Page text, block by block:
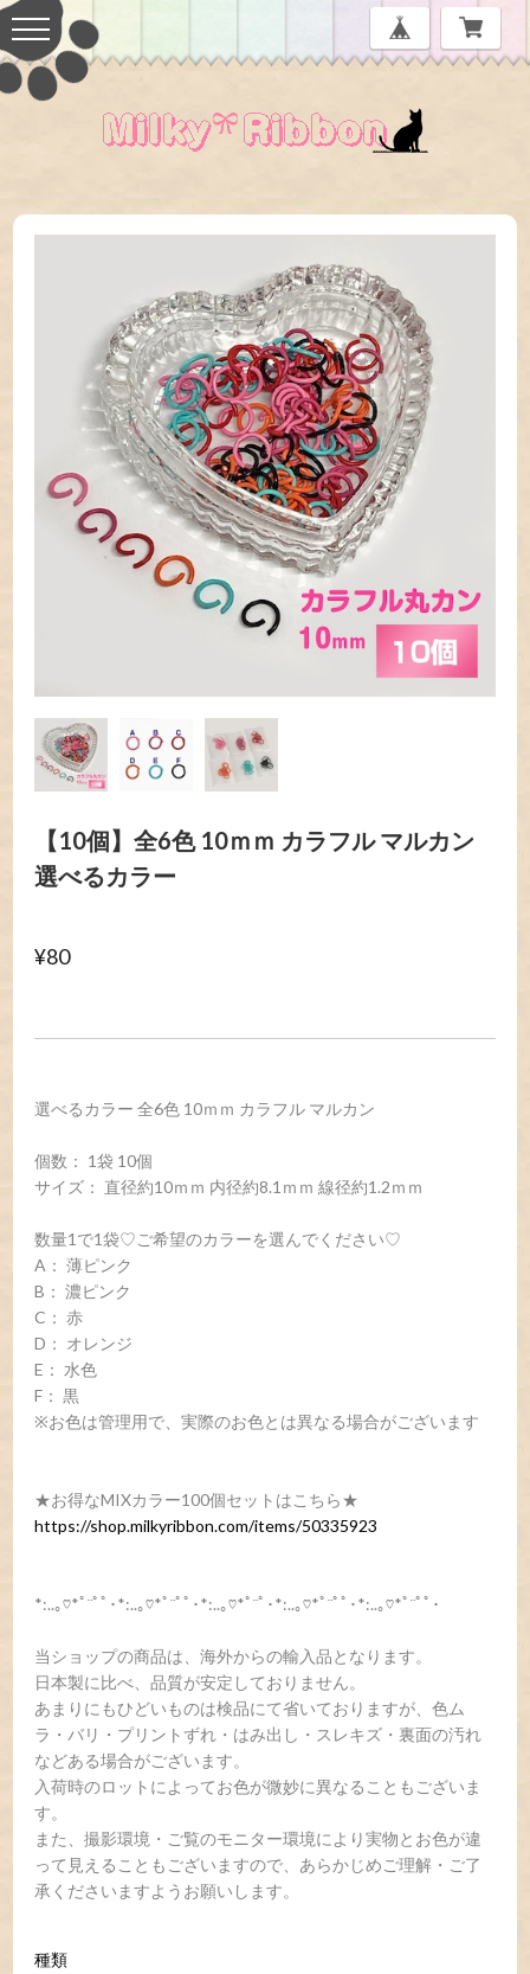
【10個】全6色 10ｍｍ カラフル マルカン
選べるカラー
¥80
選べるカラー 全6色 10ｍｍ カラフル マルカン
個数： 1袋 10個
サイズ： 直径約10ｍｍ 内径約8.1ｍｍ 線径約1.2ｍｍ
数量1で1袋♡ご希望のカラーを選んでください♡
A： 薄ピンク
B： 濃ピンク
C： 赤
D： オレンジ
E： 水色
F： 黒
※お色は管理用で、実際のお色とは異なる場合がございます
★お得なMIXカラー100個セットはこちら★
https://shop.milkyribbon.com/items/50335923
*:..｡♡*ﾟ¨ﾟﾟ･*:..｡♡*ﾟ¨ﾟﾟ･*:..｡♡*ﾟ¨ﾟ･*:..｡♡*ﾟ¨ﾟﾟ･*:..｡♡*ﾟ¨ﾟﾟ･
当ショップの商品は、海外からの輸入品となります。
日本製に比べ、品質が安定しておりません。
あまりにもひどいものは検品にて省いておりますが、色ム
ラ・バリ・プリントずれ・はみ出し・スレキズ・裏面の汚れ
などある場合がございます。
入荷時のロットによってお色が微妙に異なることもございま
す。
また、撮影環境・ご覧のモニター環境により実物とお色が違
って見えることもございますので、あらかじめご理解・ご了
承くださいますようお願いします。
種類